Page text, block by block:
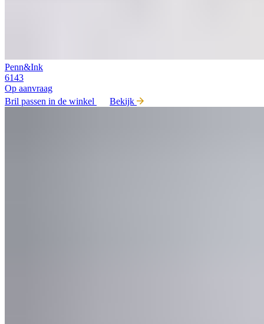
Penn&Ink
6143
Op aanvraag
Bril passen in de winkel
Bekijk